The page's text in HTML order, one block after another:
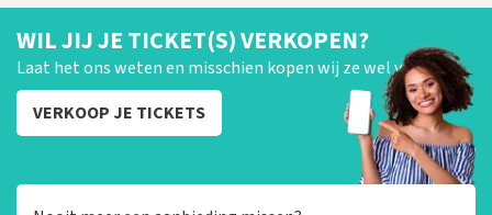
WIL JIJ JE TICKET(S) VERKOPEN?
Laat het ons weten en misschien kopen wij ze wel van je!
VERKOOP JE TICKETS